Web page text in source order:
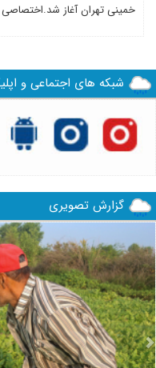
خمینی تهران آغاز شد.اختصاصی
شبکه های اجتماعی و
گزارش تصویری
Next